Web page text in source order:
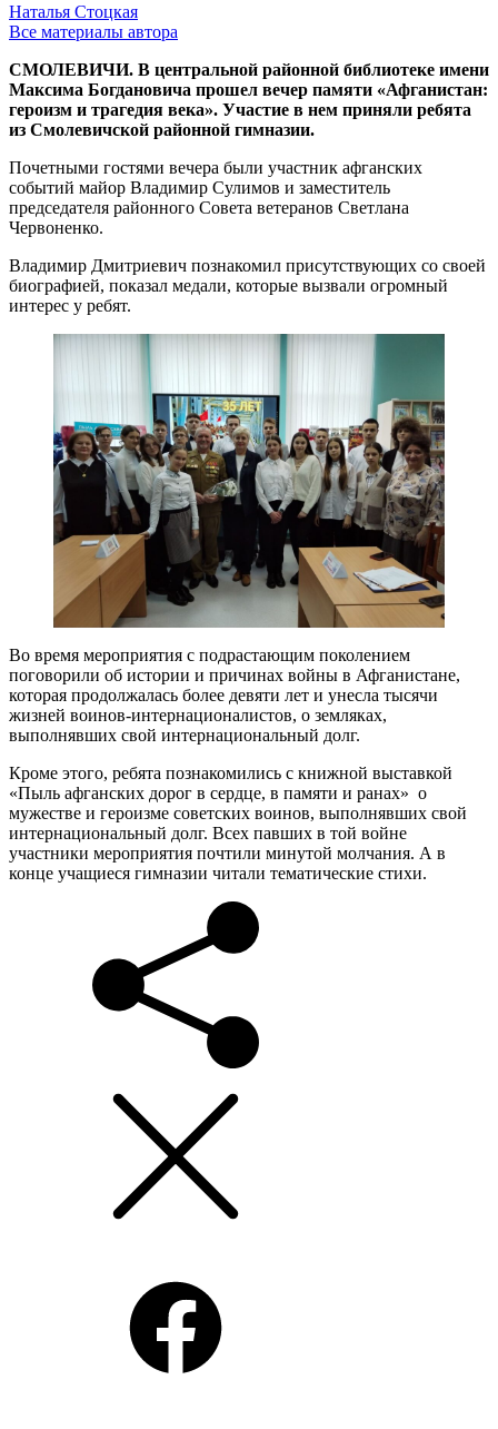
Наталья Стоцкая
Все материалы автора
СМОЛЕВИЧИ. В центральной районной библиотеке имени
Максима Богдановича прошел вечер памяти «Афганистан:
героизм и трагедия века». Участие в нем приняли ребята
из Смолевичской районной гимназии.
Почетными гостями вечера были участник афганских
событий майор Владимир Сулимов и заместитель
председателя районного Совета ветеранов Светлана
Червоненко.
Владимир Дмитриевич познакомил присутствующих со своей
биографией, показал медали, которые вызвали огромный
интерес у ребят.
Во время мероприятия с подрастающим поколением
поговорили об истории и причинах войны в Афганистане,
которая продолжалась более девяти лет и унесла тысячи
жизней воинов-интернационалистов, о земляках,
выполнявших свой интернациональный долг.
Кроме этого, ребята познакомились с книжной выставкой
«Пыль афганских дорог в сердце, в памяти и ранах» о
мужестве и героизме советских воинов, выполнявших свой
интернациональный долг. Всех павших в той войне
участники мероприятия почтили минутой молчания. А в
конце учащиеся гимназии читали тематические стихи.